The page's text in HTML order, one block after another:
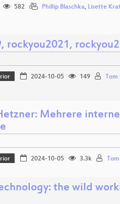
582 Phillip Blaschka, Lisette
rockyou2021,
2024-10-05 149 Tom
Mehrere
2024-10-05 3.3k
the wild